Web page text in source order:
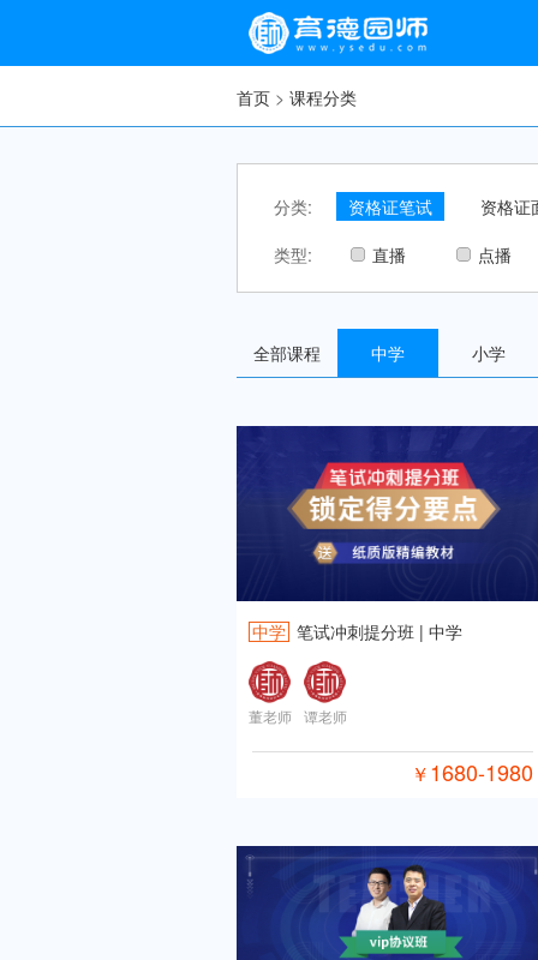
首页> 课程分类
分类: 资格证笔试
资格证
类型:
直播 点播
全部课程 中学 小学
中学 笔试冲刺提分班 | 中学
董老师 谭老师
￥1680-1980